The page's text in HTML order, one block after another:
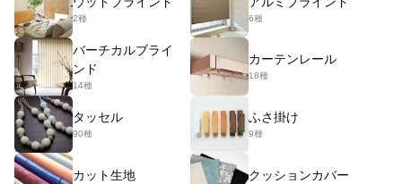
2種 6種
バーチカルブライ
ンド
14種
カーテンレール
18種
タッセル
90種
ふさ掛け
9種
カット生地 クッションカバー